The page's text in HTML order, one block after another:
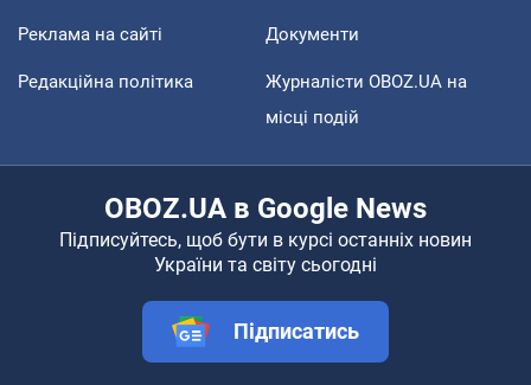
Реклама на сайті Документи
Редакційна політика
Журналісти OBOZ.UA на
місці подій
OBOZ.UA в Google News
Підписуйтесь, щоб бути в курсі останніх новин
України та світу сьогодні
Підписатись